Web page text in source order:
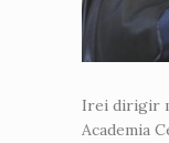
Irei dirigir
Academia